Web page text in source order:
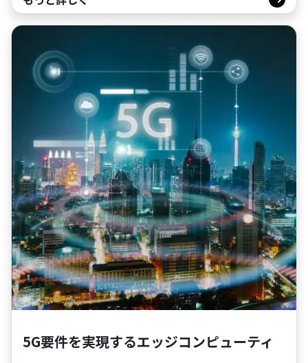
5G要件を実現するエッジコンピューティ